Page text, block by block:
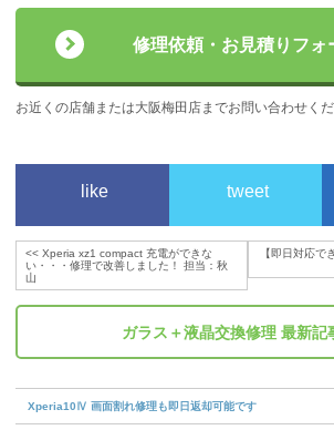
修理依頼・お見積りフォ
お近くの店舗または大阪梅田店までお問い合わせくだ
like tweet
<<Xperia xz1 compact 充電ができな
い・・・修理で改善しました！ 担当：秋
山
【即日対応で
ガラス＋液晶交換修理 最新記
Xperia10Ⅳ 画面割れ修理も即日返却可能です